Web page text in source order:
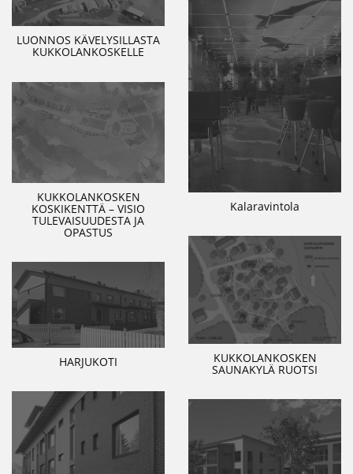
LUONNOS KÄVELYSILLASTA
KUKKOLANKOSKELLE
Kalaravintola
KUKKOLANKOSKEN
KOSKIKENTTÄ – VISIO
TULEVAISUUDESTA JA
OPASTUS
KUKKOLANKOSKEN
SAUNAKYLÄ RUOTSI
HARJUKOTI